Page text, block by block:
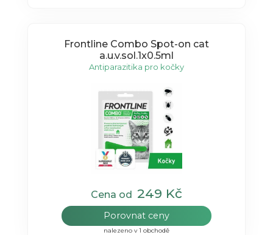
Frontline Combo Spot-on cat
a.u.v.sol.1x0.5ml
Antiparazitika pro kočky
Cena od 249 Kč
Porovnat ceny
nalezeno v 1 obchodě